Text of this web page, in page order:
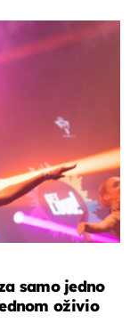
samo jedno
oživio